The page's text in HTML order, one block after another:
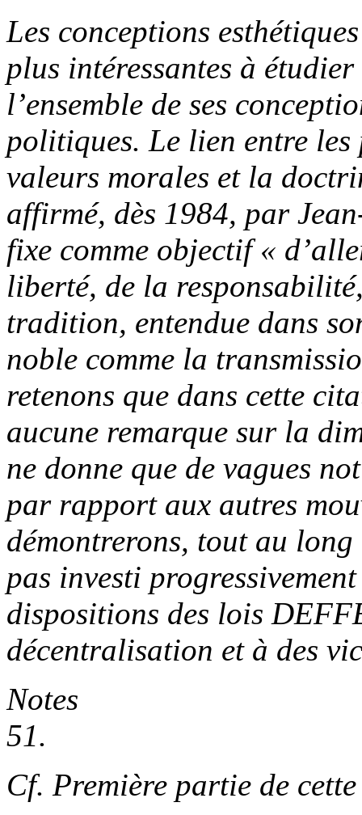
Les conceptions
plus intéressantes à
l’ensemble de ses
politiques. Le lien entre
valeurs morales et la
affirmé, dès 1984, par
fixe comme objectif«
liberté, de la
tradition, entendue dans
noble comme la
retenons que dans cette
aucune remarque sur la
ne donne que de vagues
par rapport aux autres
démontrerons, tout au
pas investi
dispositions des lois
décentralisation et à des
Notes
51.
Cf. Première partie de cette